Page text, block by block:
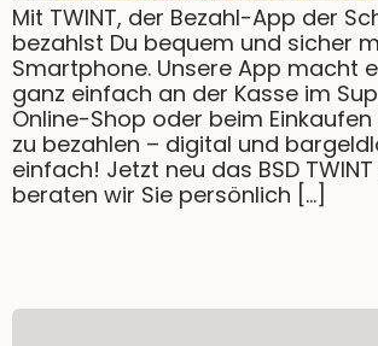
Mit TWINT, der Bezahl-App der
bezahlst Du bequem und sicher
Smartphone. Unsere App macht
ganz einfach an der Kasse im
Online-Shop oder beim
zu bezahlen – digital und
einfach! Jetzt neu das BSD
beraten wir Sie persönlich […]